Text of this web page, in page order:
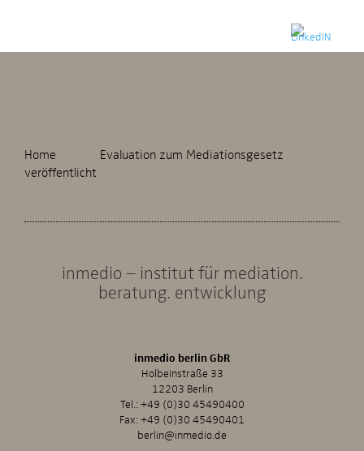
Home
Evaluation zum Mediationsgesetz
veröffentlicht
inmedio – institut für mediation.
beratung. entwicklung
inmedio berlin GbR
Holbeinstraße 33
12203 Berlin
Tel.:+49 (0)30 45490400
Fax: +49 (0)30 45490401
berlin@inmedio.de